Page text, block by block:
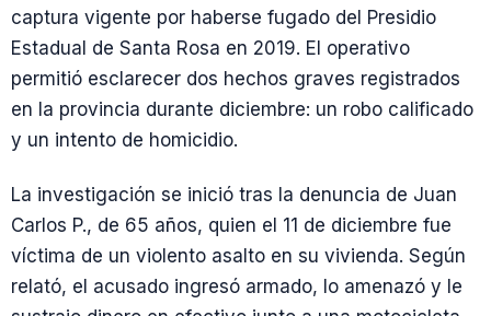
captura vigente por haberse fugado del Presidio
Estadual de Santa Rosa en 2019. El operativo
permitió esclarecer dos hechos graves registrados
en la provincia durante diciembre: un robo calificado
y un intento de homicidio.
La investigación se inició tras la denuncia de Juan
Carlos P., de 65 años, quien el 11 de diciembre fue
víctima de un violento asalto en su vivienda. Según
relató, el acusado ingresó armado, lo amenazó y le